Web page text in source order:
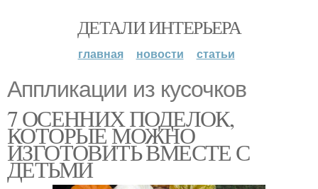
ДЕТАЛИ ИНТЕРЬЕРА
главная новости статьи
Аппликации из кусочков
7 ОСЕННИХ ПОДЕЛОК,
КОТОРЫЕ МОЖНО
ИЗГОТОВИТЬ ВМЕСТЕ С
ДЕТЬМИ